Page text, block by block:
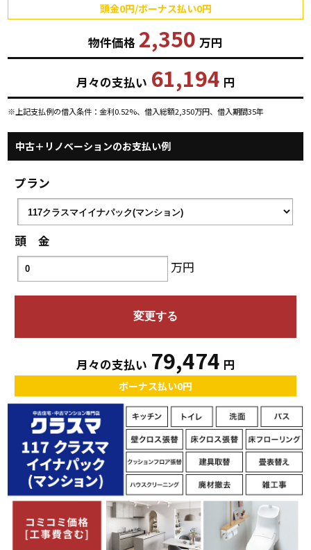
頭金0円/ボーナス払い0円
物件価格 2,350 万円
月々の支払い 61,194 円
※上記支払例の借入条件：金利0.52%、借入総額2,350万円、借入期間35年
中古＋リノベーションのお支払い例
プラン
頭 金
万円
月々の支払い 79,474 円
ボーナス払い0円